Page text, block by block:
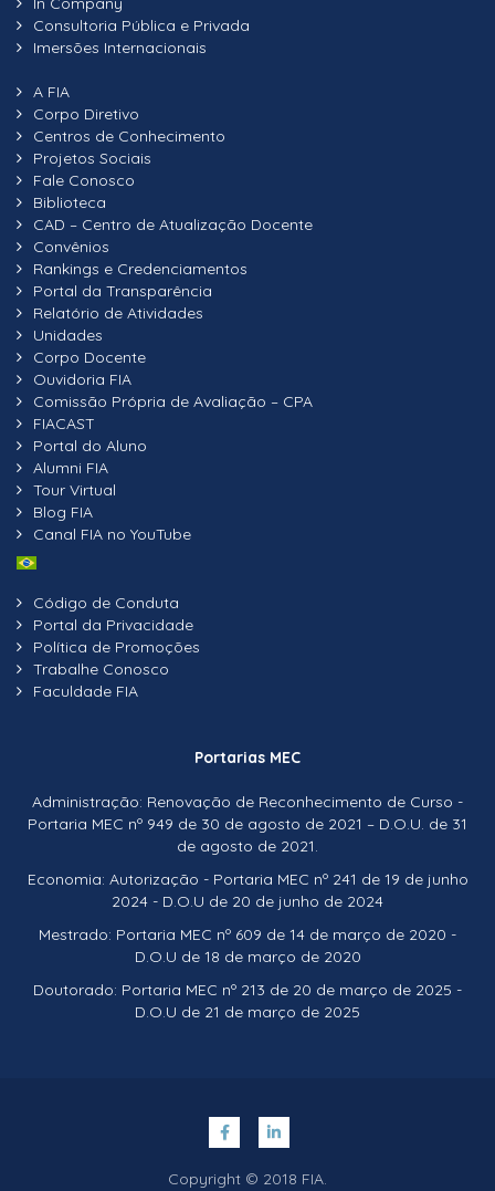
Consultoria Pública e Privada
Imersões Internacionais
A FIA
Corpo Diretivo
Centros de Conhecimento
Projetos Sociais
Fale Conosco
Biblioteca
CAD – Centro de Atualização Docente
Convênios
Rankings e Credenciamentos
Portal da Transparência
Relatório de Atividades
Unidades
Corpo Docente
Ouvidoria FIA
Comissão Própria de Avaliação – CPA
FIACAST
Portal do Aluno
Alumni FIA
Tour Virtual
Blog FIA
Canal FIA no YouTube
Código de Conduta
Portal da Privacidade
Política de Promoções
Trabalhe Conosco
Faculdade FIA
Portarias MEC
Administração: Renovação de Reconhecimento de Curso -
Portaria MEC nº 949 de 30 de agosto de 2021 – D.O.U. de 31
de agosto de 2021.
Economia: Autorização - Portaria MEC nº 241 de 19 de junho
2024 - D.O.U de 20 de junho de 2024
Mestrado: Portaria MEC nº 609 de 14 de março de 2020 -
D.O.U de 18 de março de 2020
Doutorado: Portaria MEC nº 213 de 20 de março de 2025 -
D.O.U de 21 de março de 2025
Copyright © 2018 FIA.